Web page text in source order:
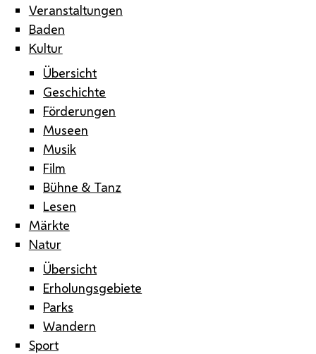
Veranstaltungen
Baden
Kultur
Übersicht
Geschichte
Förderungen
Museen
Musik
Film
Bühne & Tanz
Lesen
Märkte
Natur
Übersicht
Erholungsgebiete
Parks
Wandern
Sport